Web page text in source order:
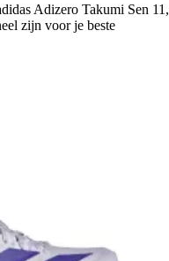
Adizero Takumi Sen 11,
zijn voor je beste